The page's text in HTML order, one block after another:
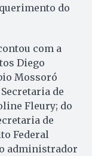
do
com a
Diego
Mossoró
de
Fleury; do
de
Federal
administrador